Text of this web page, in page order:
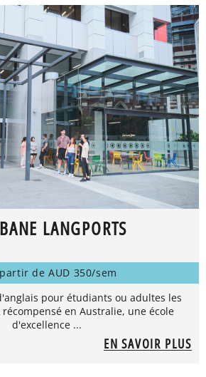
LANGPORTS
de AUD 350/sem
pour étudiants ou adultes les
en Australie, une école
d'excellence ...
EN SAVOIR PLUS